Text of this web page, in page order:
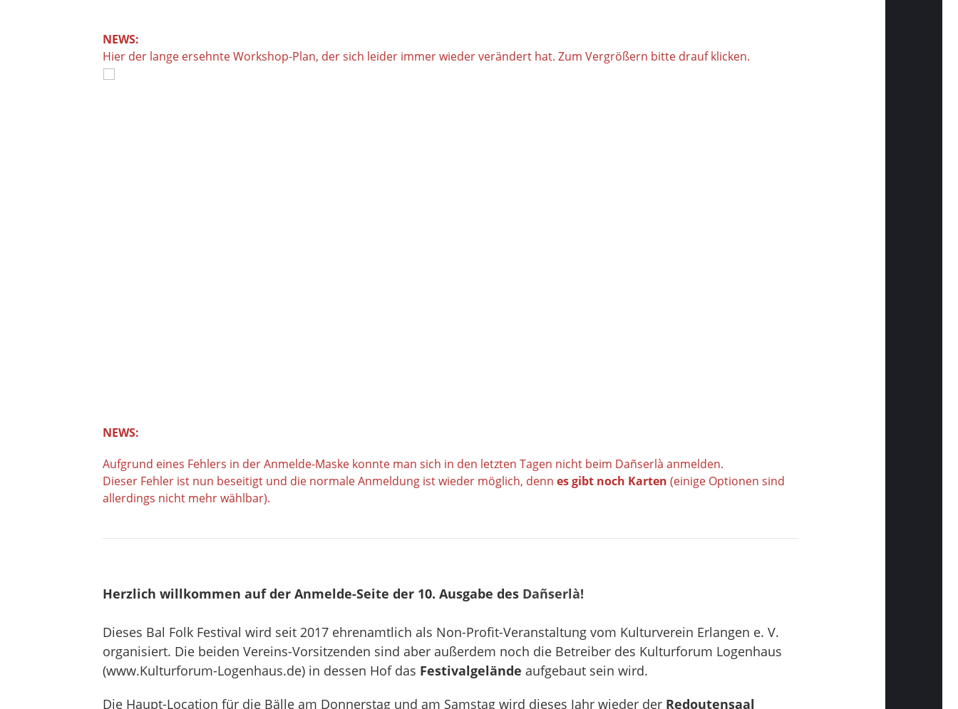
NEWS:
Hier der lange ersehnte Workshop-Plan, der sich leider immer wieder verändert hat. Zum Vergrößern bitte drauf klicken.
NEWS:
Aufgrund eines Fehlers in der Anmelde-Maske konnte man sich in den letzten Tagen nicht beim Dañserlà anmelden.
Dieser Fehler ist nun beseitigt und die normale Anmeldung ist wieder möglich, denn es gibt noch Karten (einige Optionen sind
allerdings nicht mehr wählbar).
Herzlich willkommen auf der Anmelde-Seite der 10. Ausgabe des Dañserlà!
Dieses Bal Folk Festival wird seit 2017 ehrenamtlich als Non-Profit-Veranstaltung vom Kulturverein Erlangen e. V.
organisiert. Die beiden Vereins-Vorsitzenden sind aber außerdem noch die Betreiber des Kulturforum Logenhaus
(www.Kulturforum-Logenhaus.de) in dessen Hof das Festivalgelände aufgebaut sein wird.
Die Haupt-Location für die Bälle am Donnerstag und am Samstag wird dieses Jahr wieder der Redoutensaal